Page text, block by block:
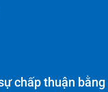
chấp thuận bằng